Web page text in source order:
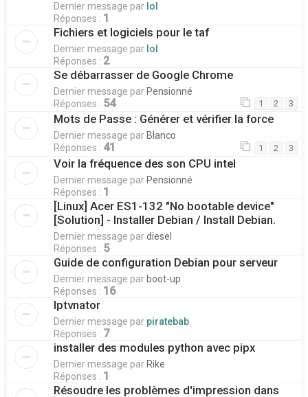
Dernier message par lol
Réponses : 1
Fichiers et logiciels pour le taf
Dernier message par lol
Réponses : 2
Se débarrasser de Google Chrome
Dernier message par Pensionné
Réponses : 54 1 2 3
Mots de Passe : Générer et vérifier la force
Dernier message par Blanco
Réponses : 41 1 2 3
Voir la fréquence des son CPU intel
Dernier message parPensionné
Réponses : 1
[Linux] Acer ES1-132 "No bootable device"
[Solution] - Installer Debian / Install Debian.
Dernier message pardiesel
Réponses : 5
Guide de configuration Debian pour serveur
Dernier message parboot-up
Réponses : 16
Iptvnator
Dernier message par piratebab
Réponses : 7
installer des modules python avec pipx
Dernier message parRike
Réponses : 1
Résoudre les problèmes d'impression dans